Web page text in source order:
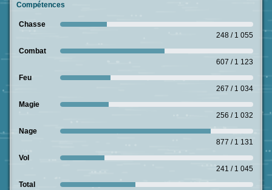
Compétences
Chasse
248 / 1 055
Combat
607 / 1 123
Feu
267 / 1 034
Magie
256 / 1 032
Nage
877 / 1 131
Vol
241 / 1 045
Total